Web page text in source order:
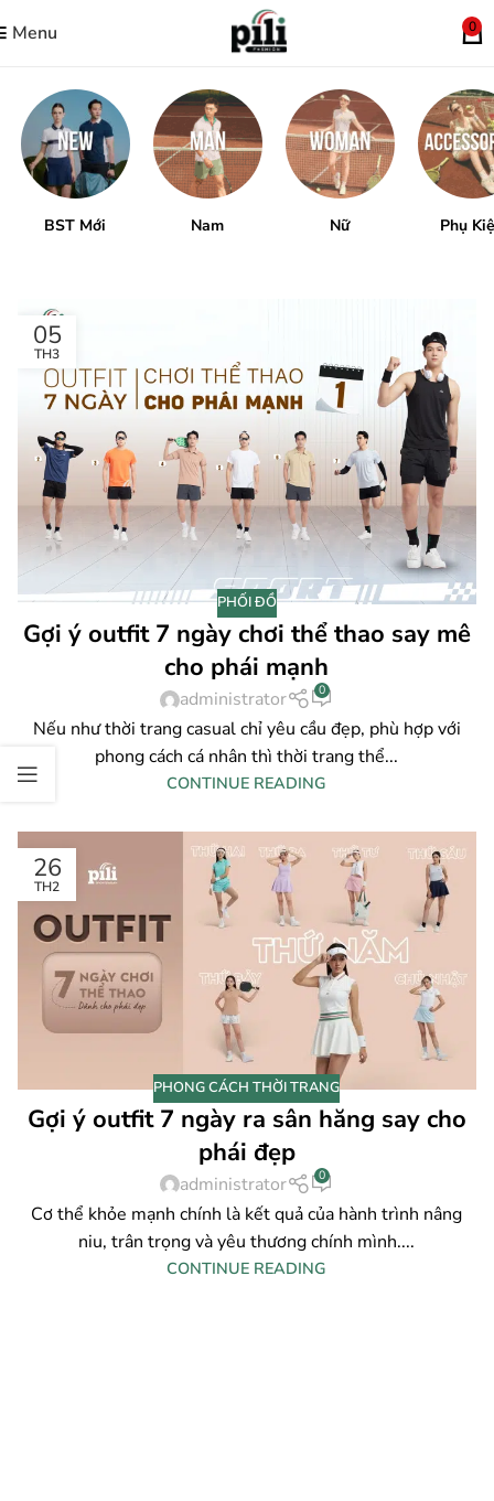
Menu 0
BST Mới Nam Nữ Phụ
05
TH3
PHỐI ĐỒ
Gợi ý outfit 7 ngày chơi thể thao say mê
cho phái mạnh
administrator 0
Nếu như thời trang casual chỉ yêu cầu đẹp, phù hợp với
phong cách cá nhân thì thời trang thể...
CONTINUE READING
26
TH2
PHONG CÁCH THỜI TRANG
Gợi ý outfit 7 ngày ra sân hăng say cho
phái đẹp
administrator 0
Cơ thể khỏe mạnh chính là kết quả của hành trình nâng
niu, trân trọng và yêu thương chính mình....
CONTINUE READING